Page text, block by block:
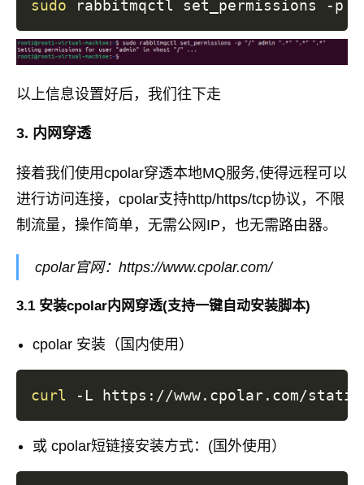
sudo rabbitmqctl set_permissions -p
以上信息设置好后，我们往下走
3. 内网穿透
接着我们使用cpolar穿透本地MQ服务,使得远程可以
进行访问连接，cpolar支持http/https/tcp协议，不限
制流量，操作简单，无需公网IP，也无需路由器。
cpolar官网：https://www.cpolar.com/
3.1 安装cpolar内网穿透(支持一键自动安装脚本)
cpolar 安装（国内使用）
curl -L https://www.cpolar.com/
或 cpolar短链接安装方式：(国外使用）